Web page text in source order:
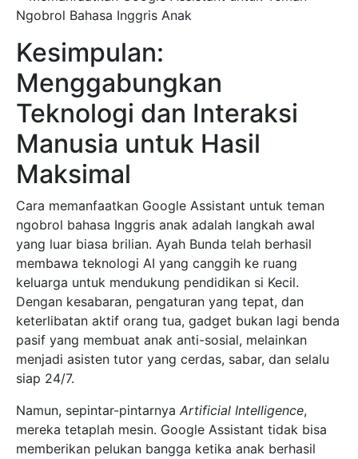
Kesimpulan:
Menggabungkan
Teknologi dan Interaksi
Manusia untuk Hasil
Maksimal
Cara memanfaatkan Google Assistant untuk teman
ngobrol bahasa Inggris anak adalah langkah awal
yang luar biasa brilian. Ayah Bunda telah berhasil
membawa teknologi AI yang canggih ke ruang
keluarga untuk mendukung pendidikan si Kecil.
Dengan kesabaran, pengaturan yang tepat, dan
keterlibatan aktif orang tua, gadget bukan lagi benda
pasif yang membuat anak anti-sosial, melainkan
menjadi asisten tutor yang cerdas, sabar, dan selalu
siap 24/7.
Namun, sepintar-pintarnya Artificial Intelligence,
mereka tetaplah mesin. Google Assistant tidak bisa
memberikan pelukan bangga ketika anak berhasil